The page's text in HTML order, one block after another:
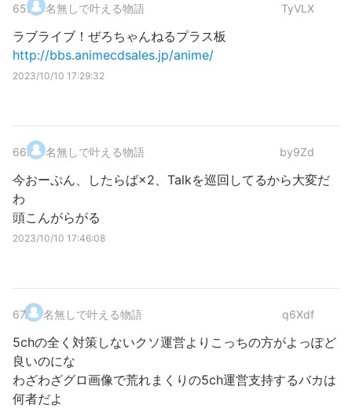
65. 名無しで叶える物語 TyVLX
ラブライブ！ぜろちゃんねるプラス板
http://bbs.animecdsales.jp/anime/
2023/10/10 17:29:32
66. 名無しで叶える物語 by9Zd
今おーぷん、したらば×2、Talkを巡回してるから大変だ
わ
頭こんがらがる
2023/10/10 17:46:08
67. 名無しで叶える物語 q6Xdf
5chの全く対策しないクソ運営よりこっちの方がよっぽど
良いのにな
わざわざグロ画像で荒れまくりの5ch運営支持するバカは
何者だよ